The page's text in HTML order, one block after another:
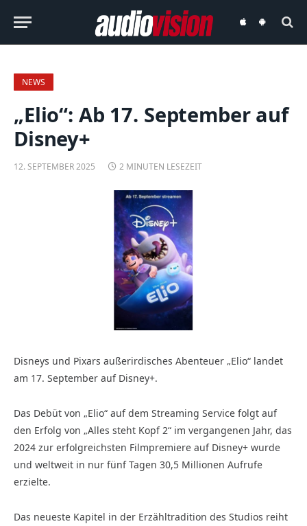
audiovisionaudiovision
NEWS
„Elio“: Ab 17. September auf
Disney+
12. SEPTEMBER 2025 2 MINUTEN LESEZEIT
Disneys und Pixars außerirdisches Abenteuer „Elio“ landet
am 17. September auf Disney+.
Das Debüt von „Elio“ auf dem Streaming Service folgt auf
den Erfolg von „Alles steht Kopf 2“ im vergangenen Jahr, das
2024 zur erfolgreichsten Filmpremiere auf Disney+ wurde
und weltweit in nur fünf Tagen 30,5 Millionen Aufrufe
erzielte.
Das neueste Kapitel in der Erzähltradition des Studios reiht